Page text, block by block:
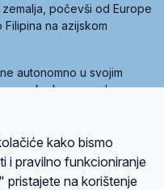
počevši od Europe
na azijskom
autonomno u svojim
preko krovne udruge
(World Family of
je sedam članica, među
kako bismo
i pravilno funkcioniranje
pristajete na korištenje